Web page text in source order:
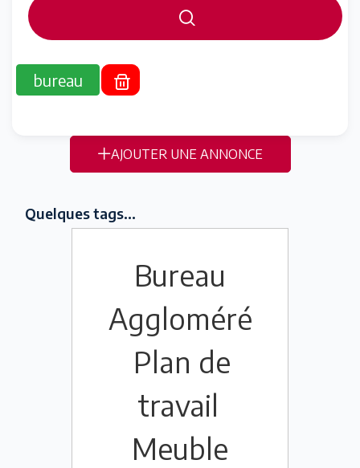
bureau
AJOUTER UNE ANNONCE
Quelques tags...
Bureau
Aggloméré
Plan de
travail
Meuble